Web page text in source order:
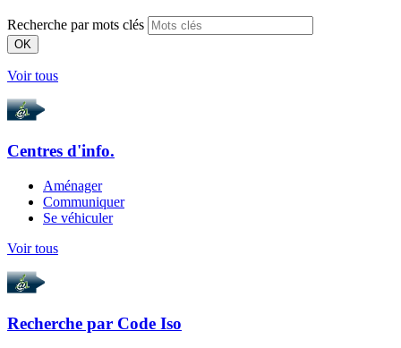
Recherche par mots clés
OK
Voir tous
Centres d'info.
Aménager
Communiquer
Se véhiculer
Voir tous
Recherche par Code Iso